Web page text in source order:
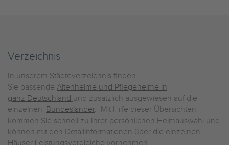
Verzeichnis
In unserem Städteverzeichnis finden
Sie passende Altenheime und Pflegeheime in
ganz Deutschland und zusätzlich ausgewiesen auf die
einzelnen Bundesländer. Mit Hilfe dieser Übersichten
kommen Sie schnell zu Ihrer persönlichen Heimauswahl und
können mit den Detailinformationen über die einzelnen